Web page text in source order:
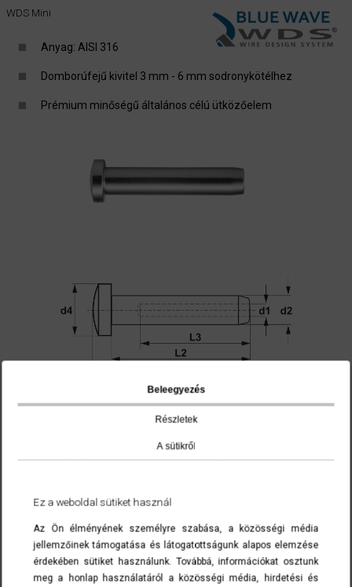
WDS Mini
Anyag: AISI 316
Domborúfejű kivitel 3 mm - 6 mm sodronykötélhez
Prémium minőségű általános célú ütközőelem
kötél Ø
A100005
A100006
A cikkszámokra kattintva a termék(ek) az ajánlatkérés menüben
Beleegyezés
Részletek
A sütikről
Ez a weboldal sütiket használ
Az Ön élményének személyre szabása, a közösségi média
jellemzőinek támogatása és látogatottságunk alapos elemzése
érdekében sütiket használunk. Továbbá, információkat osztunk
meg a honlap használatáról a közösségi média, hirdetési és